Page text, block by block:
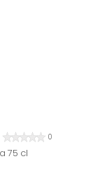
0
75 cl